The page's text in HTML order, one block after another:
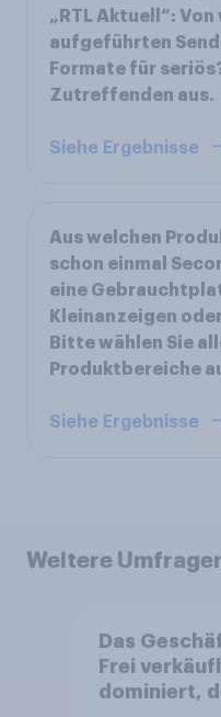
„RTL Aktuell“:
aufgeführten
Formate für
Zutreffenden aus.
Siehe Ergebnisse
Aus welchen
schon einmal
eine
Kleinanzeigen
Bitte wählen Sie
Produktbereiche
Siehe Ergebnisse
Weitere
Das
Frei
dominiert,